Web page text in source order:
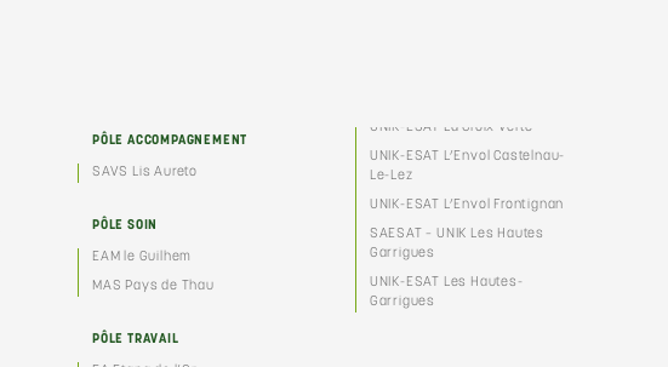
PÔLE ACCOMPAGNEMENT
SAVS Lis Aureto
PÔLE SOIN
EAM le Guilhem
MAS Pays de Thau
PÔLE TRAVAIL
UNIK-ESAT La Croix Verte
UNIK-ESAT L’Envol Castelnau-
Le-Lez
UNIK-ESAT L’Envol Frontignan
SAESAT – UNIK Les Hautes
Garrigues
UNIK-ESAT Les Hautes-
Garrigues